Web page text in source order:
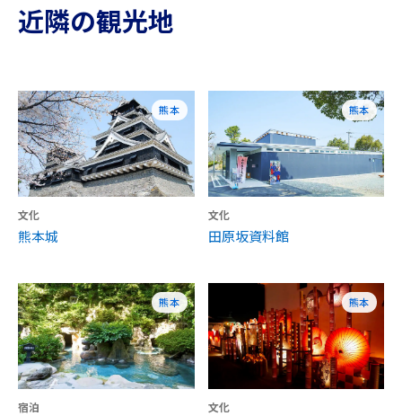
近隣の観光地
熊本
文化
熊本城
熊本
文化
田原坂資料館
熊本
宿泊
熊本
文化